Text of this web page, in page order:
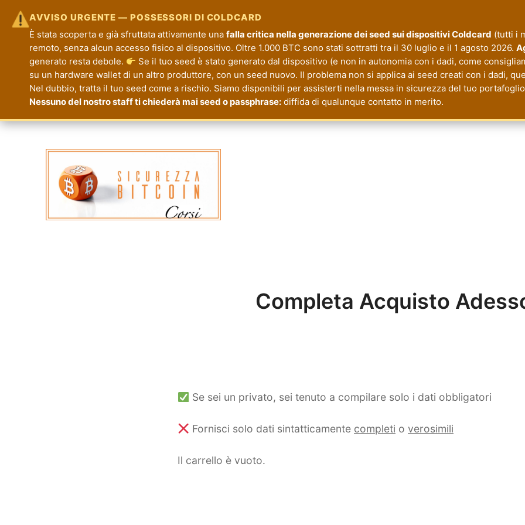
AVVISO URGENTE — POSSESSORI DI COLDCARD
È stata scoperta e già sfruttata attivamente una falla critica nella generazione dei seed sui dispositivi Coldcard (tutti i
remoto, senza alcun accesso fisico al dispositivo. Oltre 1.000 BTC sono stati sottratti tra il 30 luglio e il 1 agosto 2026.
generato resta debole.
Se il tuo seed è stato generato dal dispositivo (e non in autonomia con i dadi, come
su un hardware wallet di un altro produttore, con un seed nuovo. Il problema non si applica ai seed creati con i dadi,
Nel dubbio, tratta il tuo seed come a rischio. Siamo disponibili per assisterti nella messa in sicurezza del tuo
Nessuno del nostro staff ti chiederà mai seed o passphrase:diffida di qualunque contatto in merito.
Completa Acquisto
Se sei un privato, sei tenuto a compilare solo i dati obbligatori
Fornisci solo dati sintatticamente completi overosimili
Il carrello è vuoto.